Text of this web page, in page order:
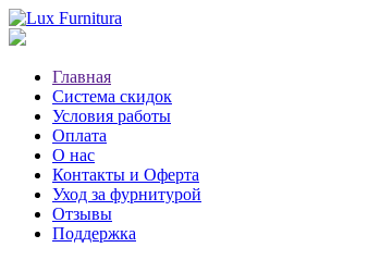
Главная
Система скидок
Условия работы
Оплата
О нас
Контакты и Оферта
Уход за фурнитурой
Отзывы
Поддержка